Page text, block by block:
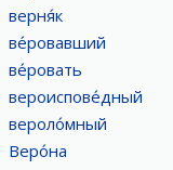
верня́к
ве́ровавший
ве́ровать
вероиспове́дный
вероло́мный
Веро́на